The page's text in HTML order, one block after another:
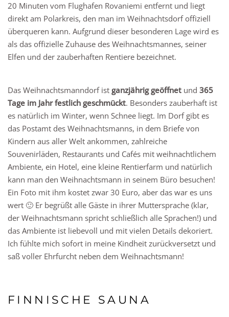
20 Minuten vom Flughafen Rovaniemi entfernt und liegt
direkt am Polarkreis, den man im Weihnachtsdorf offiziell
überqueren kann. Aufgrund dieser besonderen Lage wird es
als das offizielle Zuhause des Weihnachtsmannes, seiner
Elfen und der zauberhaften Rentiere bezeichnet.
Das Weihnachtsmanndorf ist ganzjährig geöffnet und 365
Tage im Jahr festlich geschmückt. Besonders zauberhaft ist
es natürlich im Winter, wenn Schnee liegt. Im Dorf gibt es
das Postamt des Weihnachtsmanns, in dem Briefe von
Kindern aus aller Welt ankommen, zahlreiche
Souvenirläden, Restaurants und Cafés mit weihnachtlichem
Ambiente, ein Hotel, eine kleine Rentierfarm und natürlich
kann man den Weihnachtsmann in seinem Büro besuchen!
Ein Foto mit ihm kostet zwar 30 Euro, aber das war es uns
wert 🙂 Er begrüßt alle Gäste in ihrer Muttersprache (klar,
der Weihnachtsmann spricht schließlich alle Sprachen!) und
das Ambiente ist liebevoll und mit vielen Details dekoriert.
Ich fühlte mich sofort in meine Kindheit zurückversetzt und
saß voller Ehrfurcht neben dem Weihnachtsmann!
FINNISCHE SAUNA